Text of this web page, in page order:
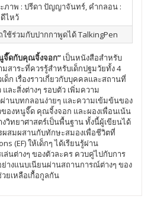
ะภาพ : ปรีดา ปัญญาจันทร์, คำกลอน :
ไหว้
ใช้ร่วมกับปากกาพูดได้ TalkingPen
จี๊ดกับคุณจิ้งจอก” เป็นหนังสือสำหรับ
สาระที่ควรรู้สำหรับเด็กปฐมวัยทั้ง 4
ด็ก เรื่องราวเกี่ยวกับบุคคลและสถานที่
ละสิ่งต่างๆ รอบตัว เพิ่มความ
นบทกลอนง่ายๆ และความเข้มข้นของ
ของหนูจี๊ด คุณจิ้งจอก และผองเพื่อนเน้น
วิทยาศาสตร์เป็นพื้นฐาน ทั้งนี้ผู้เขียนได้
ผสมผสานกับทักษะสมองเพื่อชีวิตที่
(EF) ให้เด็กๆ ได้เรียนรู้ผ่าน
นต่างๆ ของตัวละคร ควบคู่ไปกับการ
างแนบเนียนผ่านสถานการณ์ต่างๆ ของ
ยเหลือเกื้อกูลกัน